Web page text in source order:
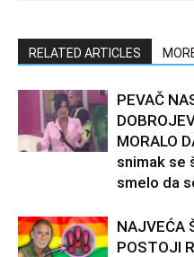
RELATED ARTICLES
PEVAČ
MORALO
snimak se
smelo da
NAJVEĆA
POSTOJI